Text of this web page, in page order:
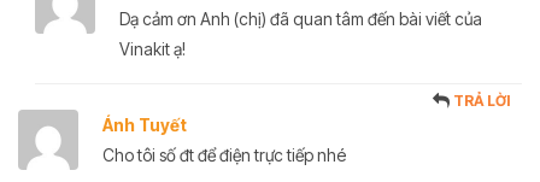
Dạ cảm ơn Anh (chị) đã quan tâm đến bài viết của
Vinakit ạ!
Ánh Tuyết
TRẢ LỜI
Cho tôi số đt để điện trực tiếp nhé